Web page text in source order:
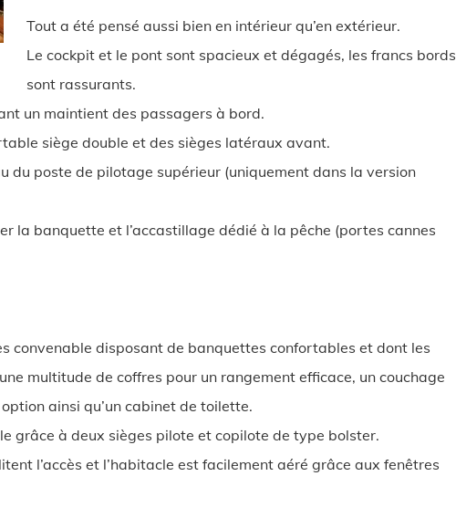
Tout a été pensé aussi bien en intérieur qu’en extérieur.
Le cockpit et le pont sont spacieux et dégagés, les francs bords
sont rassurants.
un maintient des passagers à bord.
siège double et des sièges latéraux avant.
du poste de pilotage supérieur (uniquement dans la version
la banquette et l’accastillage dédié à la pêche (portes cannes
convenable disposant de banquettes confortables et dont les
multitude de coffres pour un rangement efficace, un couchage
ainsi qu’un cabinet de toilette.
grâce à deux sièges pilote et copilote de type bolster.
l’accès et l’habitacle est facilement aéré grâce aux fenêtres